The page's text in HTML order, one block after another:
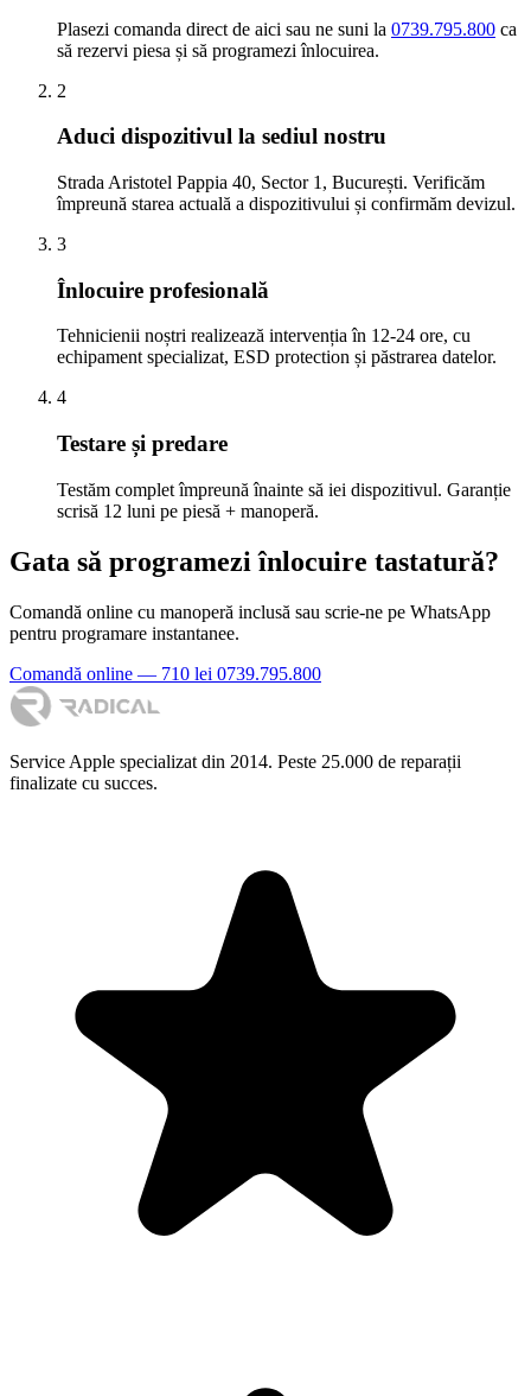
Plasezi comanda direct de aici sau ne suni la 0739.795.800 ca
să rezervi piesa și să programezi înlocuirea.
2
Aduci dispozitivul la sediul nostru
Strada Aristotel Pappia 40, Sector 1, București. Verificăm
împreună starea actuală a dispozitivului și confirmăm devizul.
3
Înlocuire profesională
Tehnicienii noștri realizează intervenția în 12-24 ore, cu
echipament specializat, ESD protection și păstrarea datelor.
4
Testare și predare
Testăm complet împreună înainte să iei dispozitivul. Garanție
scrisă 12 luni pe piesă + manoperă.
Gata să programezi înlocuire tastatură?
Comandă online cu manoperă inclusă sau scrie-ne pe WhatsApp
pentru programare instantanee.
Comandă online — 710 lei 0739.795.800
Service Apple specializat din 2014. Peste 25.000 de reparații
finalizate cu succes.